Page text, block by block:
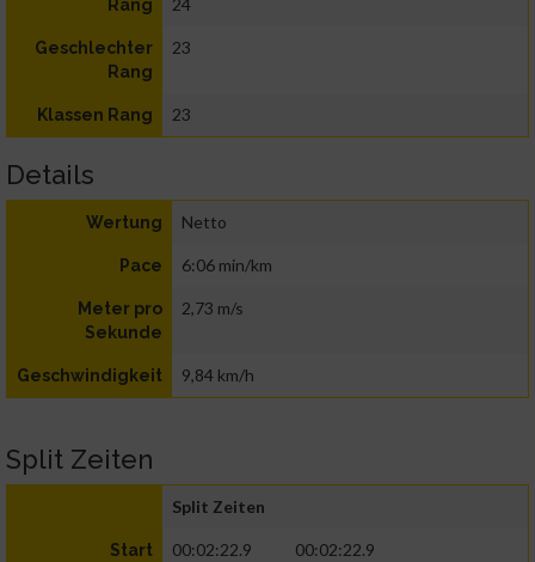
Rang 24
Geschlechter
Rang
23
Klassen Rang 23
Details
Wertung Netto
Pace 6:06 min/km
Meter pro
Sekunde
2,73 m/s
Geschwindigkeit 9,84 km/h
Split Zeiten
Split Zeiten
Start 00:02:22.9 00:02:22.9